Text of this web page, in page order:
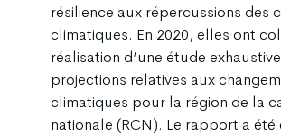
résilience aux répercussions des
climatiques. En 2020, elles ont
réalisation d’une étude
projections relatives aux
climatiques pour la région de la
nationale (RCN). Le rapport a